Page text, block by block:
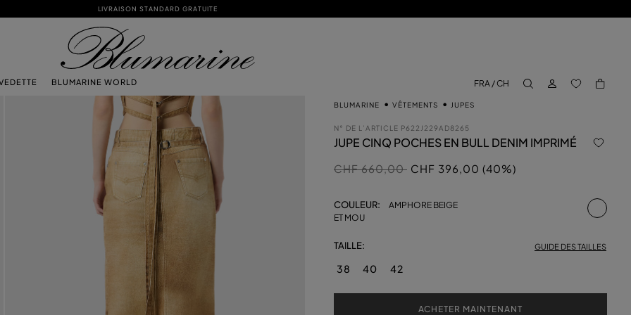
LIVRAISON STANDARD GRATUITE
BLUMARINE WORLD
FRA / CH
CONNECTEZ-
BACK TO
BLUMARINE VÊTEMENTS JUPES
N° DE L’ARTICLE P622J229AD8265
JUPE CINQ POCHES EN BULL DENIM IMPRIMÉ
Prix réduit de
CHF 660,00àCHF 396,00 (40%)
COULEUR:
AMPHORE BEIGE
ET MOU
TAILLE: GUIDE DES TAILLES
38 40 42
ACHETER MAINTENANT